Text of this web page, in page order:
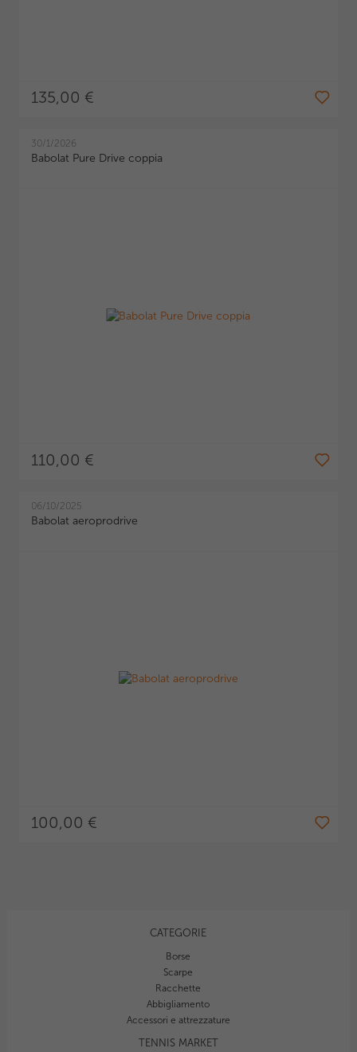
135,00 €
30/1/2026
Babolat Pure Drive coppia
110,00 €
06/10/2025
Babolat aeroprodrive
100,00 €
CATEGORIE
Borse
Scarpe
Racchette
Abbigliamento
Accessori e attrezzature
TENNIS MARKET